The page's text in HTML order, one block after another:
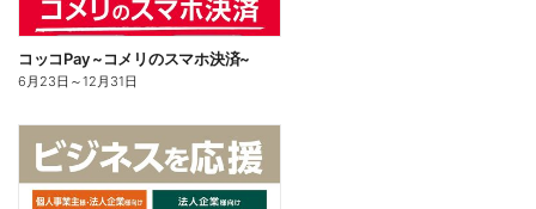
コッコPay ~コメリのスマホ決済~
6月23日 ～12月31日